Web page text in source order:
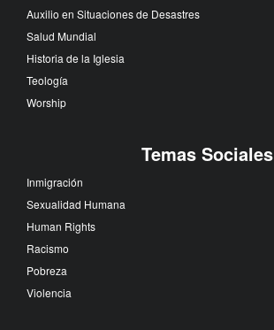
Auxilio en Situaciones de Desastres
Salud Mundial
Historia de la Iglesia
Teología
Worship
Temas Sociales
Inmigración
Sexualidad Humana
Human Rights
Racismo
Pobreza
Violencia